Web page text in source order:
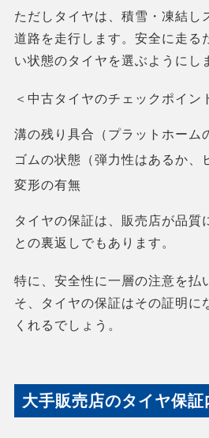
ただしタイヤは、積雪・凍結し
道路を走行します。安全に走る
い状態のタイヤを選ぶようにし
＜中古タイヤのチェックポイン
溝の残り具合（プラットホーム
ゴムの状態（弾力性はあるか、
変形の有無
タイヤの保証は、販売店が品質
との裏返しでもあります。
特に、安全性に一層の注意を払
そ、タイヤの保証はその証明に
くれるでしょう。
大手販売店のタイヤ保証